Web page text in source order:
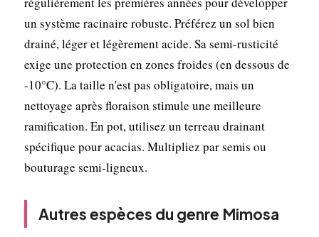
un système racinaire robuste. Préférez un sol bien
drainé, léger et légèrement acide. Sa semi-rusticité
exige une protection en zones froides (en dessous de
-10°C). La taille n'est pas obligatoire, mais un
nettoyage après floraison stimule une meilleure
ramification. En pot, utilisez un terreau drainant
spécifique pour acacias. Multipliez par semis ou
bouturage semi-ligneux.
Autres espèces du genre Mimosa